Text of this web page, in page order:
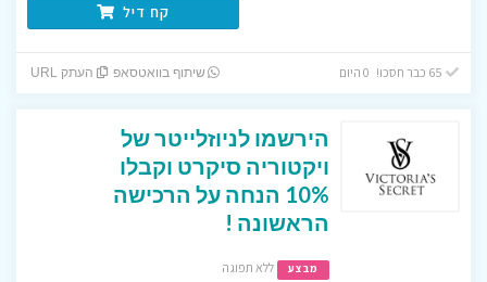
קח דיל
שיתוף בוואטסאפ העתק URL
הירשמו לניוזלייטר של
ויקטוריה סיקרט וקבלו
10% הנחה על הרכישה
הראשונה !
מבצע ללא תפוגה